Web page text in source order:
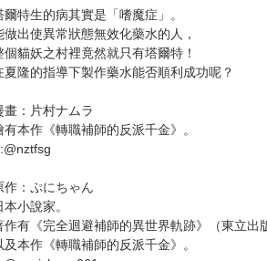
購買評價限制
使用超商取貨付款：負評≦1分 超商未取貨
職補師的反派千金 (4)
計出版日：2026年6月4日
受作夢都會夢到的自由自在冒險生活！
爾特生的病其實是「嗜魔症」。
做出使異常狀態無效化藥水的人，
個貓妖之村裡竟然就只有塔爾特！
夏隆的指導下製作藥水能否順利成功呢？